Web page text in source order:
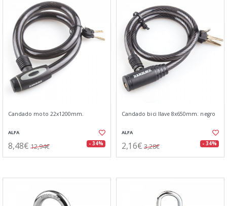
Candado moto 22x1200mm.
ALFA
8,48€ 12,94€ - 34%
Candado bici llave 8x650mm. negro
ALFA
2,16€ 3,28€ - 34%